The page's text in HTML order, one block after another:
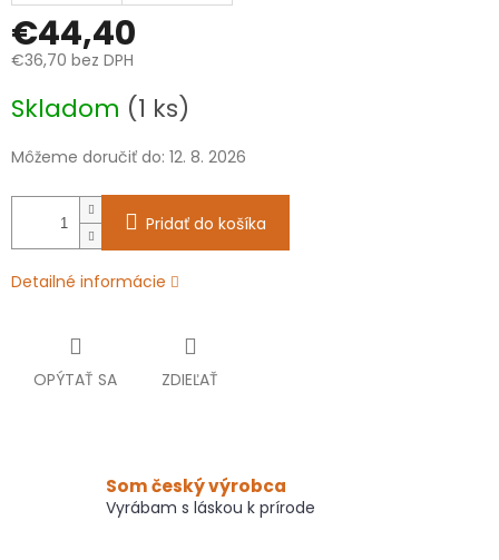
€44,40
€36,70 bez DPH
cena:
Skladom (1 ks)
Môžeme doručiť do: 12. 8. 2026
Pridať do košíka
Detailné informácie
OPÝTAŤ SA ZDIEĽAŤ
Som český výrobca
Vyrábam s láskou k prírode